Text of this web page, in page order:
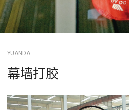
YUANDA
幕墙打胶